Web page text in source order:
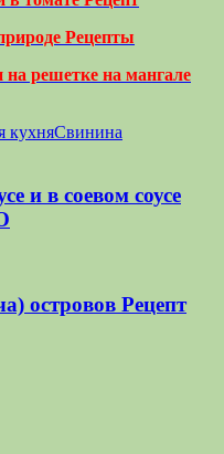
Рецепты
решетке на мангале
кухняСвинина
и в соевом соусе
островов Рецепт